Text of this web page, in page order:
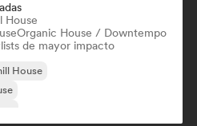
House
Organic House / Downtempo
de mayor impacto
House